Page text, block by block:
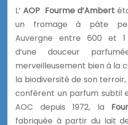
L’ AOP Fourme d’Ambert
un fromage à pâte
Auvergne entre 600 et
d’une douceur
merveilleusement bien à la
la biodiversité de son
confèrent un parfum subtil
AOC depuis 1972, la
fabriquée à partir du lait